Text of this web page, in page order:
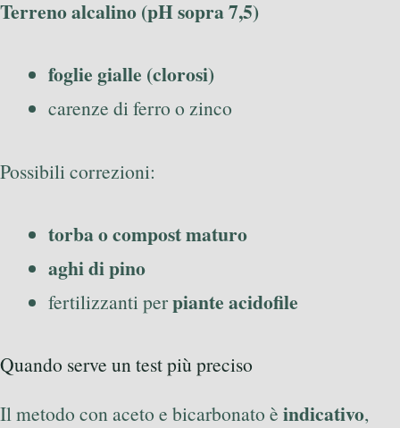
Terreno alcalino (pH sopra 7,5)
foglie gialle (clorosi)
carenze di ferro o zinco
Possibili correzioni:
torba o compost maturo
aghi di pino
fertilizzanti perpiante acidofile
Quando serve un test più preciso
Il metodo con aceto e bicarbonato è indicativo,